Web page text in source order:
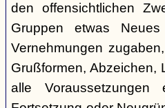
den offensichtlichen
Gruppen etwas
Vernehmungen
Grußformen, Abzeichen,
alle